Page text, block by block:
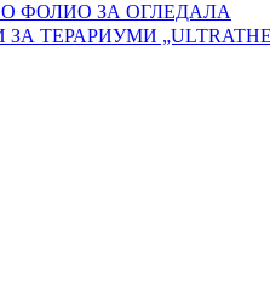
ФОЛИО ЗА ОГЛЕДАЛА
ТЕРАРИУМИ